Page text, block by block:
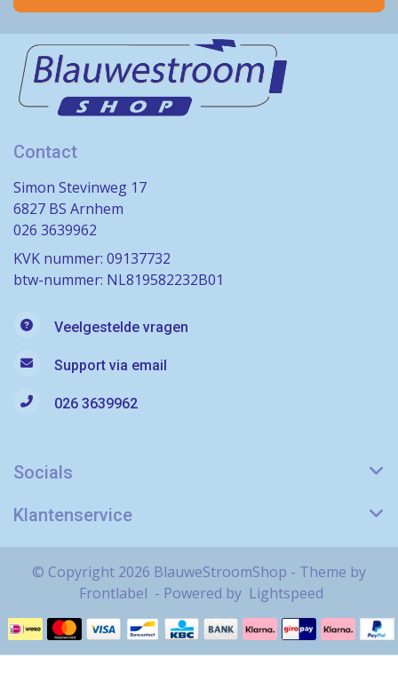
Contact
Simon Stevinweg 17
6827 BS Arnhem
026 3639962
KVK nummer: 09137732
btw-nummer: NL819582232B01
Veelgestelde vragen
Support via email
026 3639962
Socials
Klantenservice
© Copyright 2026 BlauweStroomShop - Theme by
Frontlabel - Powered by Lightspeed